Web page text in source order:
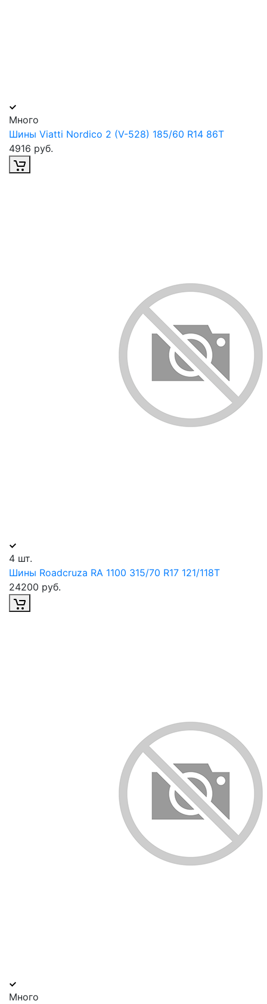
Много
Шины Viatti Nordico 2 (V-528) 185/60 R14 86T
4916 руб.
4 шт.
Шины Roadcruza RA 1100 315/70 R17 121/118T
24200 руб.
Много